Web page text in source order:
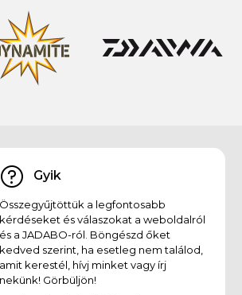
Gyik
Összegyűjtöttük a legfontosabb
kérdéseket és válaszokat a weboldalról
és a JADABO-ról. Böngészd őket
kedved szerint, ha esetleg nem találod,
amit kerestél, hívj minket vagy írj
nekünk! Görbüljön!